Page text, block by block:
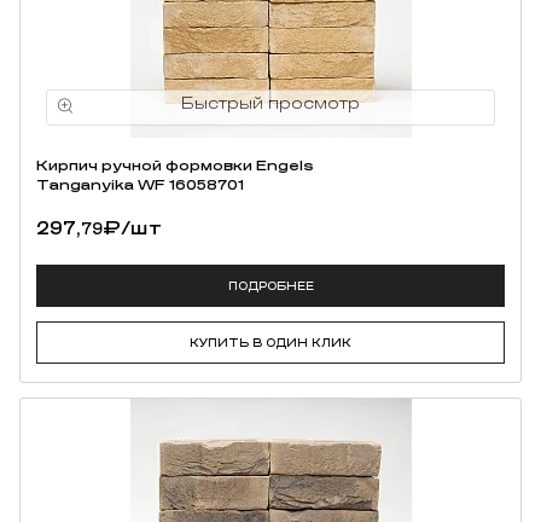
Кирпич ручной формовки Engels
Tanganyika WF 16058701
297,79₽/шт
ПОДРОБНЕЕ
КУПИТЬ В ОДИН КЛИК